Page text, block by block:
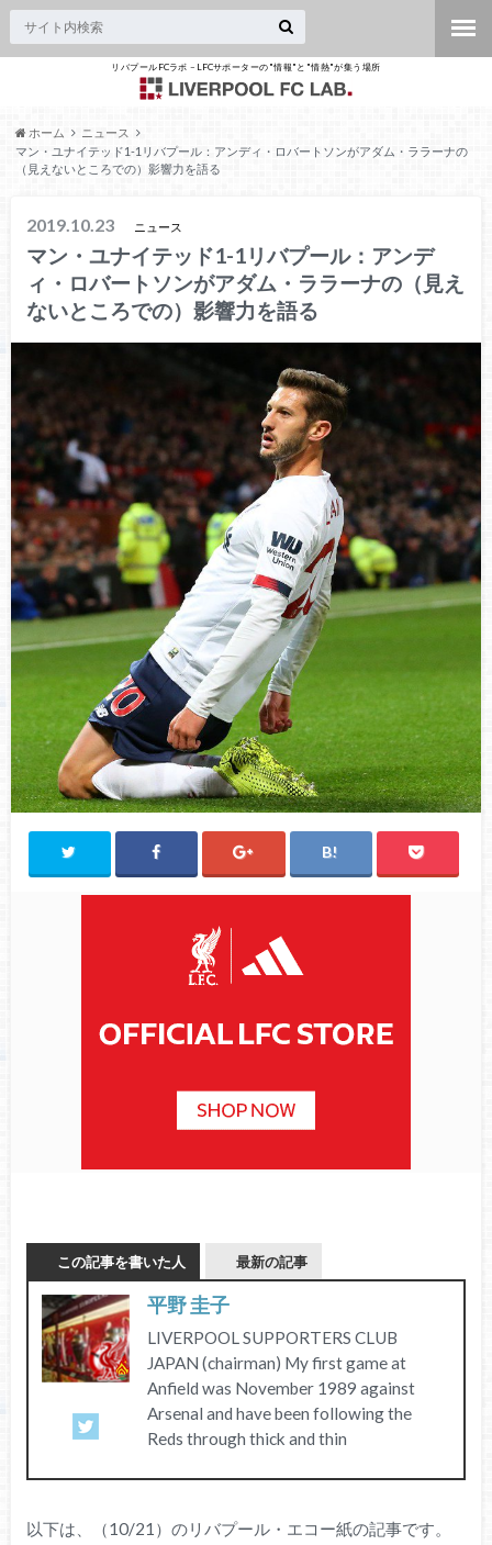
リバプールFCラボ – LFCサポーターの"情報"と"情熱"が集う場所
ホーム
ニュース
マン・ユナイテッド1-1リバプール：アンディ・ロバートソンがアダム・ララーナの
（見えないところでの）影響力を語る
2019.10.23 ニュース
マン・ユナイテッド1-1リバプール：アンデ
ィ・ロバートソンがアダム・ララーナの（見え
ないところでの）影響力を語る
この記事を書いた人 最新の記事
平野 圭子
LIVERPOOL SUPPORTERS CLUB
JAPAN (chairman) My first game at
Anfield was November 1989 against
Arsenal and have been following the
Reds through thick and thin
以下は、（10/21）のリバプール・エコー紙の記事です。